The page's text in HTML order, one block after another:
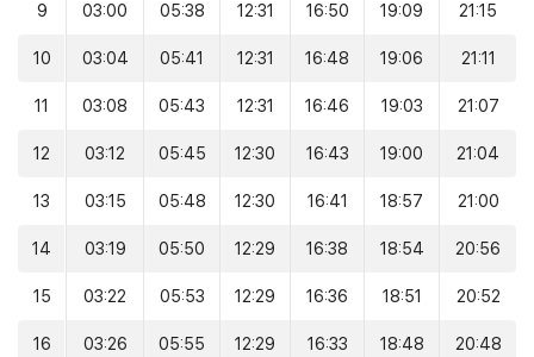
9 03:00 05:38 12:31 16:50 19:09 21:15
10 03:04 05:41 12:31 16:48 19:06 21:11
11 03:08 05:43 12:31 16:46 19:03 21:07
12 03:12 05:45 12:30 16:43 19:00 21:04
13 03:15 05:48 12:30 16:41 18:57 21:00
14 03:19 05:50 12:29 16:38 18:54 20:56
15 03:22 05:53 12:29 16:36 18:51 20:52
16 03:26 05:55 12:29 16:33 18:48 20:48